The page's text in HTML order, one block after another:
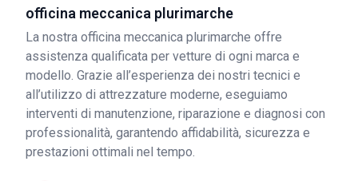
officina meccanica plurimarche
La nostra officina meccanica plurimarche offre
assistenza qualificata per vetture di ogni marca e
modello. Grazie all’esperienza dei nostri tecnici e
all’utilizzo di attrezzature moderne, eseguiamo
interventi di manutenzione, riparazione e diagnosi con
professionalità, garantendo affidabilità, sicurezza e
prestazioni ottimali nel tempo.